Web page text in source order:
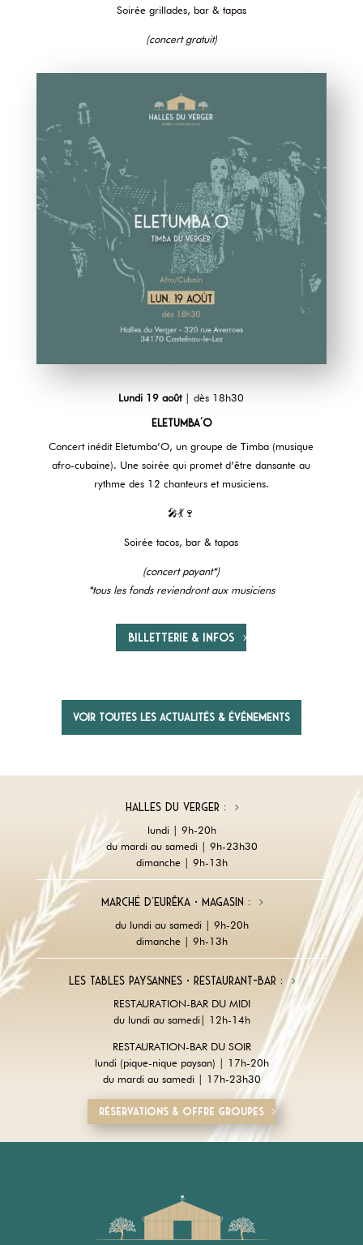
Soirée grillades, bar & tapas
(concert gratuit)
Lundi 19 août| dès 18h30
Eletumba’O
Concert inédit Eletumba’O,un groupe de Timba (musique
afro-cubaine). Une soirée qui promet d’être dansante au
rythme des 12 chanteurs et musiciens.
🎤💃 🍷
Soirée tacos, bar & tapas
(concert payant*)
*tous les fonds reviendront aux musiciens
Billetterie & infos
Voir toutes les actualités & événements
Halles du Verger :
lundi | 9h-20h
du mardi au samedi | 9h-23h30
dimanche | 9h-13h
Marché d'Eurêka • magasin :
du lundi au samedi | 9h-20h
dimanche | 9h-13h
Les tables paysannes • restaurant-Bar :
RESTAURATION-BAR DU MIDI
du lundi au samedi| 12h-14h
RESTAURATION-BAR DU SOIR
lundi (pique-nique paysan) | 17h-20h
du mardi au samedi | 17h-23h30
Réservations & offre groupes